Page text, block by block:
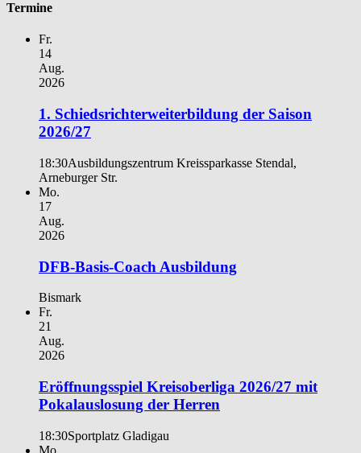
Termine
Fr.
14
Aug.
2026
1. Schiedsrichterweiterbildung der Saison
2026/27
18:30Ausbildungszentrum Kreissparkasse Stendal,
Arneburger Str.
Mo.
17
Aug.
2026
DFB-Basis-Coach Ausbildung
Bismark
Fr.
21
Aug.
2026
Eröffnungsspiel Kreisoberliga 2026/27 mit
Pokalauslosung der Herren
18:30Sportplatz Gladigau
Mo.